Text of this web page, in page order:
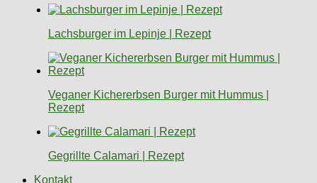
Lachsburger im Lepinje | Rezept
Veganer Kichererbsen Burger mit Hummus |
Rezept
Gegrillte Calamari | Rezept
Kontakt